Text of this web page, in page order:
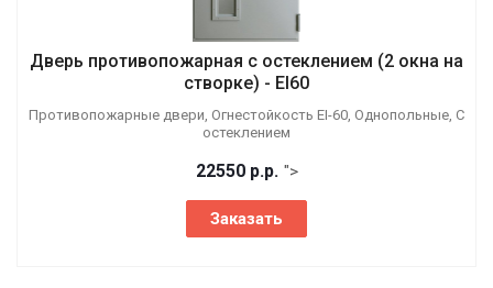
Дверь противопожарная с остеклением (2 окна на
створке) - EI60
Противопожарные двери, Огнестойкость EI-60, Однопольные, С
остеклением
22550 р.р. ">
Заказать